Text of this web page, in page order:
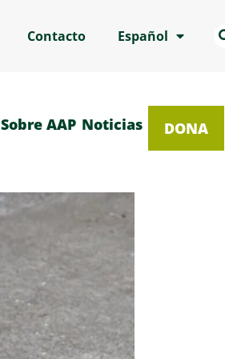
Contacto Español
Sobre AAP Noticias DONA